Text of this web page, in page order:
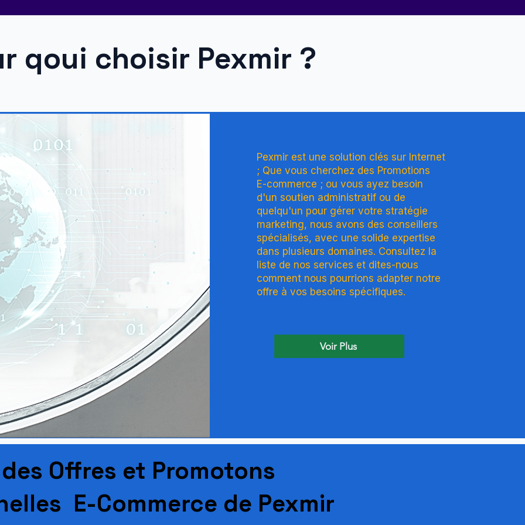
qoui choisir Pexmir ?
Pexmir est une solution clés sur Internet
; Que vous cherchez des Promotions
E-commerce ; ou vous ayez besoin
d'un soutien administratif ou de
quelqu'un pour gérer votre stratégie
marketing, nous avons des conseillers
spécialisés, avec une solide expertise
dans plusieurs domaines. Consultez la
liste de nos services et dites-nous
comment nous pourrions adapter notre
offre à vos besoins spécifiques.
Voir Plus
Offres et Promotons
E-Commerce de Pexmir